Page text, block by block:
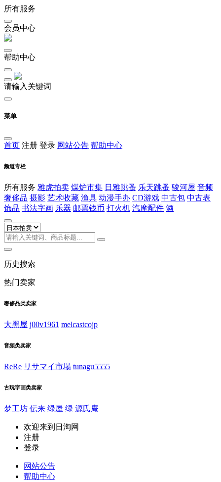
所有服务
会员中心
帮助中心
请输入关键词
菜单
首页 注册 登录 网站公告 帮助中心
频道专栏
所有服务 雅虎拍卖 煤炉市集 日雅跳蚤 乐天跳蚤 骏河屋 音频
奢侈品 摄影 艺术收藏 渔具 动漫手办 CD游戏 中古包 中古表
饰品 书法字画 乐器 邮票钱币 打火机 汽摩配件 酒
历史搜索
热门卖家
奢侈品类卖家
大黑屋 j00v1961 melcastcojp
音频类卖家
ReRe リサマイ市場 tunagu5555
古玩字画类卖家
梦工坊 伝来 绿屋 绿 源氏庵
欢迎来到日淘网
注册
登录
网站公告
帮助中心